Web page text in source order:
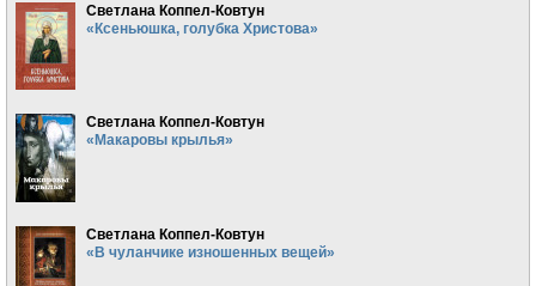
Светлана Коппел-Ковтун
«Ксеньюшка, голубка Христова»
Светлана Коппел-Ковтун
«Макаровы крылья»
Светлана Коппел-Ковтун
«В чуланчике изношенных вещей»